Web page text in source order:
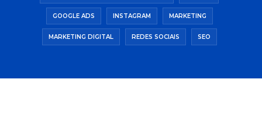
GOOGLE ADS INSTAGRAM MARKETING
MARKETING DIGITAL REDES SOCIAIS SEO